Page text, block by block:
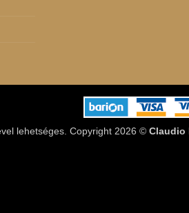
lehetséges. Copyright 2026 © Claudio